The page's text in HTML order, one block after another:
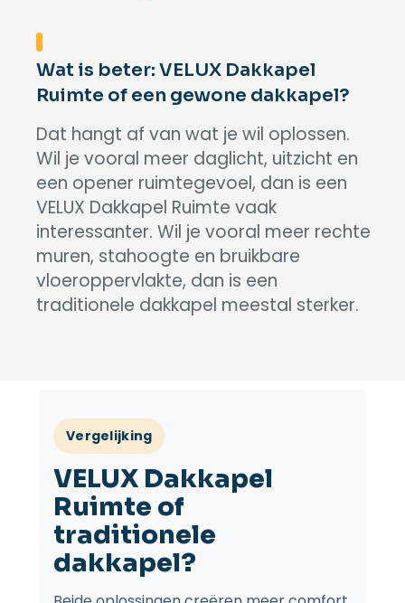
Wat is beter: VELUX Dakkapel
Ruimte of een gewone dakkapel?
Dat hangt af van wat je wil oplossen.
Wil je vooral meer daglicht, uitzicht en
een opener ruimtegevoel, dan is een
VELUX Dakkapel Ruimte vaak
interessanter. Wil je vooral meer rechte
muren, stahoogte en bruikbare
vloeroppervlakte, dan is een
traditionele dakkapel meestal sterker.
Vergelijking
VELUX Dakkapel
Ruimte of
traditionele
dakkapel?